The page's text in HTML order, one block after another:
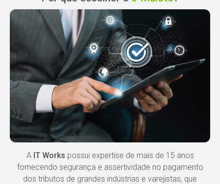
AIT Works possui expertise de mais de 15 anos
fornecendo segurança e assertividade no pagamento
dos tributos de grandes indústrias e varejistas, que